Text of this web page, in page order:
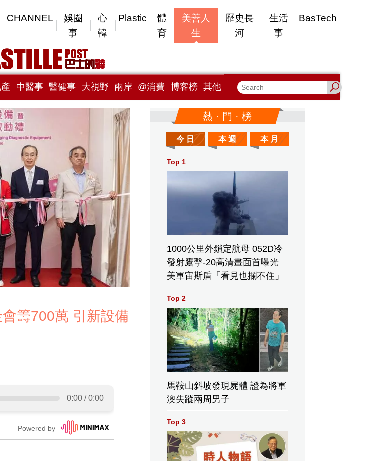
CHANNEL
娛圈
事
心
韓
Plastic
體
育
美善人
生
歷史長
河
生活
事
BasTech
中醫事 醫健事 大視野 兩岸 @消費 博客榜 其他
籌700萬 引新設備
熱 · 門 · 榜
今 日 本 週 本 月
Top 1
1000公里外鎖定航母 052D冷
發射鷹擊-20高清畫面首曝光
美軍宙斯盾「看見也攔不住」
Top 2
馬鞍山斜坡發現屍體 證為將軍
澳失蹤兩周男子
Top 3